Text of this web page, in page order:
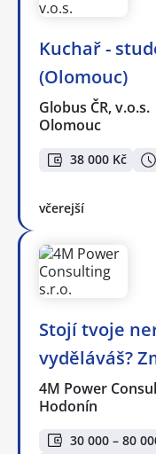
Kuchař -
(Olomouc)
Globus ČR, v.o.s.
Olomouc
38 000 Kč
včerejší
Stojí tvoje
vyděláváš?
4M Power
Hodonín
30 000 – 80